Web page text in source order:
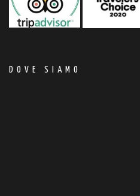
DOVE SIAMO